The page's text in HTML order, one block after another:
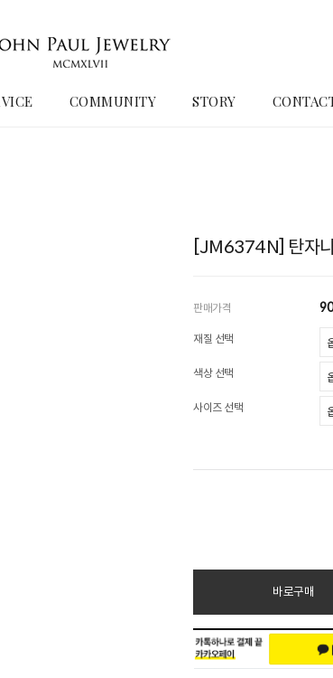
COMMUNITY STORY
[JM6374N] 탄자
판매가격
재질 선택
색상 선택
사이즈 선택
바로구매